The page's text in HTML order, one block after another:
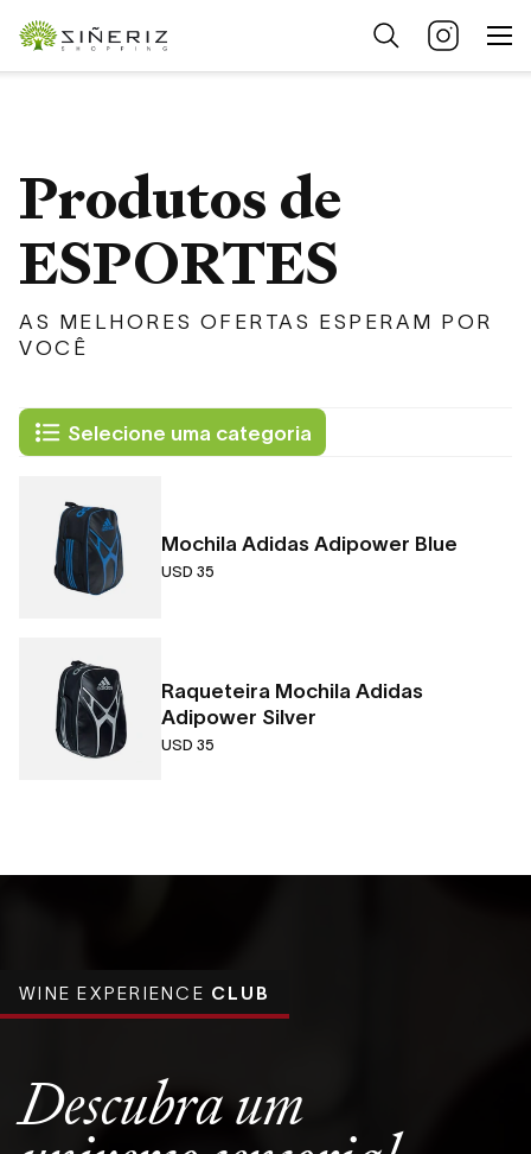
Produtos de
ESPORTES
AS MELHORES OFERTAS ESPERAM POR
VOCÊ
Selecione uma categoria
Mochila Adidas Adipower Blue
USD 35
Raqueteira Mochila Adidas
Adipower Silver
USD 35
WINE EXPERIENCE CLUB
Descubra um